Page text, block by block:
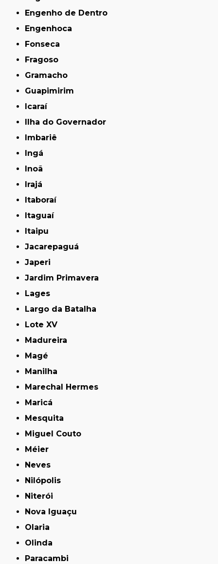
Engenho de Dentro
Engenhoca
Fonseca
Fragoso
Gramacho
Guapimirim
Icaraí
Ilha do Governador
Imbariê
Ingá
Inoã
Irajá
Itaboraí
Itaguaí
Itaipu
Jacarepaguá
Japeri
Jardim Primavera
Lages
Largo da Batalha
Lote XV
Madureira
Magé
Manilha
Marechal Hermes
Maricá
Mesquita
Miguel Couto
Méier
Neves
Nilópolis
Niterói
Nova Iguaçu
Olaria
Olinda
Paracambi